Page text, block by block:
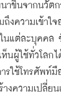
าขึ้นจากนวัต
งความเข้าใจ
นแต่ละบุคคล
ห็นผู้ใช้ทั่วโลก
รใช้โทรศัพท์มื
งความเปลี่ย